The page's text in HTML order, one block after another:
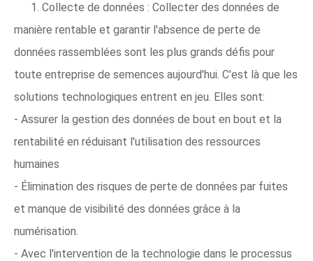
1. Collecte de données : Collecter des données de
manière rentable et garantir l'absence de perte de
données rassemblées sont les plus grands défis pour
toute entreprise de semences aujourd'hui. C'est là que les
solutions technologiques entrent en jeu. Elles sont:
- Assurer la gestion des données de bout en bout et la
rentabilité en réduisant l'utilisation des ressources
humaines
- Élimination des risques de perte de données par fuites
et manque de visibilité des données grâce à la
numérisation.
- Avec l'intervention de la technologie dans le processus